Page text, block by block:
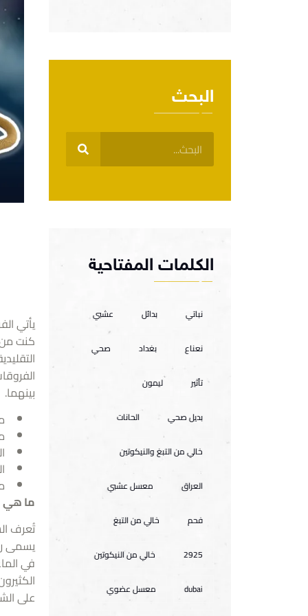
البحث
الكلمات المفتاحية
نباتي بدائل عشبي
نعناع بغداد صحي
تأثير ليمون
بديل صحي الحانات
خالي من التبغ والنيكوتين
العراق معسل عشبي
فحم خالي من التبغ
2925 خالي من النيكوتين
dubai معسل عضوي
يأتي
كنت من
بينهما.
ما هي
تُعرف
يسمى
في
على